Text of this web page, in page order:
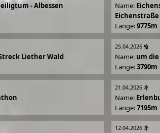
- Albessen
Name:
Eichenstraße
Länge:9775m
Liether Wald
25.04.2026
Name: um
Länge:3790m
21.04.2026
Name:
Länge:7195m
12.04.2026